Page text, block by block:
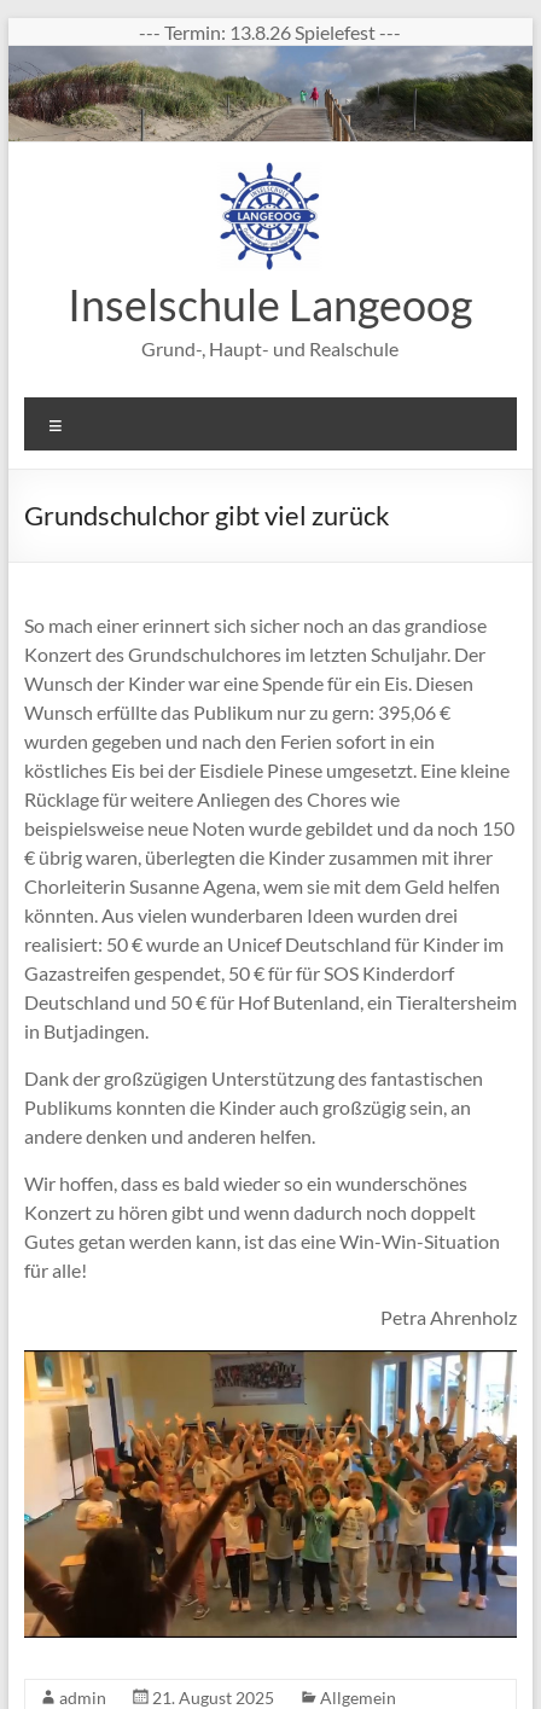
Inhalt
springen
--- Termin: 13.8.26 Spielefest ---
Inselschule Langeoog
Grund-, Haupt- und Realschule
Grundschulchor gibt viel zurück
So mach einer erinnert sich sicher noch an das grandiose
Konzert des Grundschulchores im letzten Schuljahr. Der
Wunsch der Kinder war eine Spende für ein Eis. Diesen
Wunsch erfüllte das Publikum nur zu gern: 395,06 €
wurden gegeben und nach den Ferien sofort in ein
köstliches Eis bei der Eisdiele Pinese umgesetzt. Eine kleine
Rücklage für weitere Anliegen des Chores wie
beispielsweise neue Noten wurde gebildet und da noch 150
€ übrig waren, überlegten die Kinder zusammen mit ihrer
Chorleiterin Susanne Agena, wem sie mit dem Geld helfen
könnten. Aus vielen wunderbaren Ideen wurden drei
realisiert: 50 € wurde an Unicef Deutschland für Kinder im
Gazastreifen gespendet, 50 € für für SOS Kinderdorf
Deutschland und 50 € für Hof Butenland, ein Tieraltersheim
in Butjadingen.
Dank der großzügigen Unterstützung des fantastischen
Publikums konnten die Kinder auch großzügig sein, an
andere denken und anderen helfen.
Wir hoffen, dass es bald wieder so ein wunderschönes
Konzert zu hören gibt und wenn dadurch noch doppelt
Gutes getan werden kann, ist das eine Win-Win-Situation
für alle!
Petra Ahrenholz
admin 21. August 2025 Allgemein